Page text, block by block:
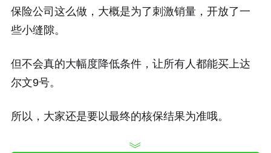
保险公司这么做，大概是为了刺激销量，开放了一
些小缝隙。
但不会真的大幅度降低条件，让所有人都能买上达
尔文9号。
所以，大家还是要以最终的核保结果为准哦。